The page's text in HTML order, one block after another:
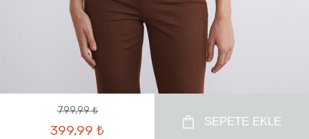
799,99 ₺
399,99 ₺
SEPETE EKLE